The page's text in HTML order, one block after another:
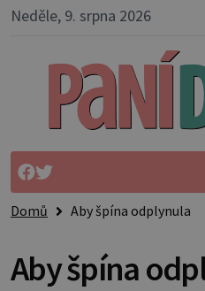
Neděle, 9. srpna 2026
Domů Aby špína odplynula
Aby špína